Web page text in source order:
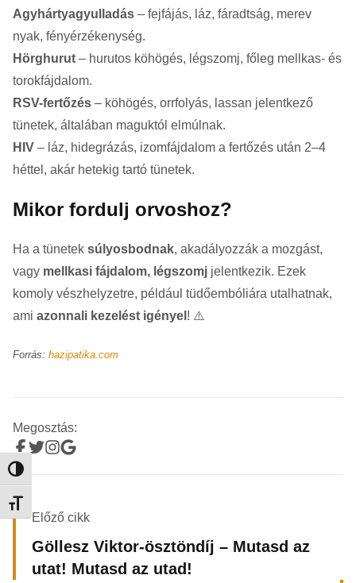
Nagy kontraszt váltása
Betűméret váltása
Agyhártyagyulladás – fejfájás, láz, fáradtság, merev
nyak, fényérzékenység.
Hörghurut – hurutos köhögés, légszomj, főleg mellkas- és
torokfájdalom.
RSV-fertőzés – köhögés, orrfolyás, lassan jelentkező
tünetek, általában maguktól elmúlnak.
HIV – láz, hidegrázás, izomfájdalom a fertőzés után 2–4
héttel, akár hetekig tartó tünetek.
Mikor fordulj orvoshoz?
Ha a tünetek súlyosbodnak, akadályozzák a mozgást,
vagy mellkasi fájdalom, légszomj jelentkezik. Ezek
komoly vészhelyzetre, például tüdőembóliára utalhatnak,
ami azonnali kezelést igényel ! ⚠️
Forrás: hazipatika.com
Megosztás:
Előző cikk
Göllesz Viktor-ösztöndíj – Mutasd az
utat! Mutasd az utad!